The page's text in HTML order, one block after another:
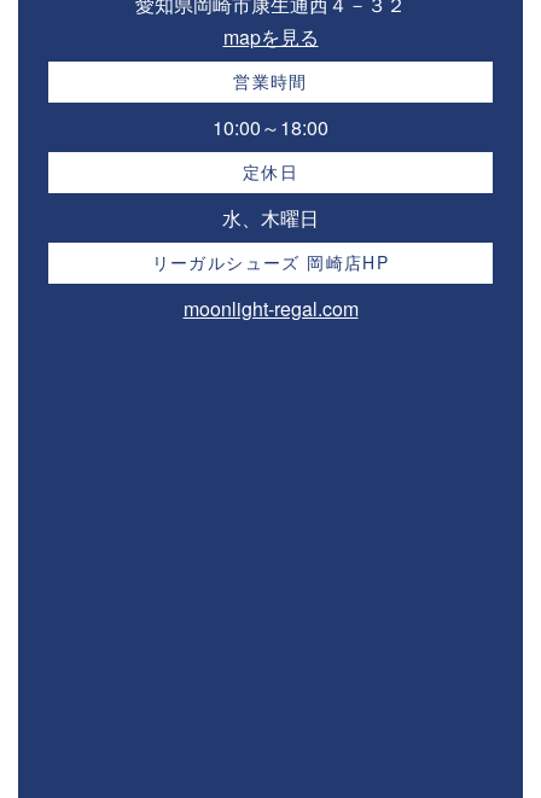
mapを見る
営業時間
10:00～18:00⁣
定休日
水、木曜日
リーガルシューズ 岡崎店HP
moonlight-regal.com